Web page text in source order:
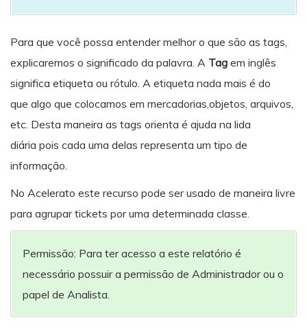
Para que você possa entender melhor o que são as tags,
explicaremos o significado da palavra. A Tag em inglês
significa etiqueta ou rótulo. A etiqueta nada mais é do
que algo que colocamos em mercadorias,objetos, arquivos,
etc. Desta maneira as tags orienta é ajuda na lida
diária pois cada uma delas representa um tipo de
informação.
No Acelerato este recurso pode ser usado de maneira livre
para agrupar tickets por uma determinada classe.
Permissão: Para ter acesso a este relatório é
necessário possuir a permissão de Administrador ou o
papel de Analista.